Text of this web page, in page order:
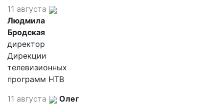
11 августа
Людмила
Бродская
директор
Дирекции
телевизионных
программ НТВ
11 августа
Олег